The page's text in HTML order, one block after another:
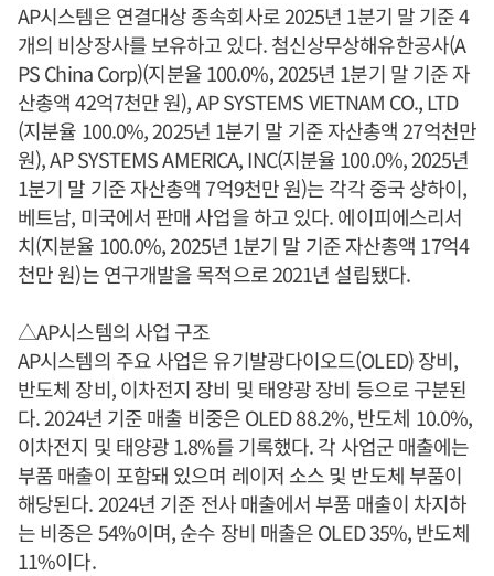
AP시스템은 연결대상 종속회사로 2025년 1분기 말 기준 4
개의 비상장사를 보유하고 있다. 첨신상무상해유한공사(A
PS China Corp)(지분율 100.0%, 2025년 1분기 말 기준 자
산총액 42억7천만 원), AP SYSTEMS VIETNAM CO., LTD
(지분율 100.0%, 2025년 1분기 말 기준 자산총액 27억천만
원), AP SYSTEMS AMERICA, INC(지분율 100.0%, 2025년
1분기 말 기준 자산총액 7억9천만 원)는 각각 중국 상하이,
베트남, 미국에서 판매 사업을 하고 있다. 에이피에스리서
치(지분율 100.0%, 2025년 1분기 말 기준 자산총액 17억4
천만 원)는 연구개발을 목적으로 2021년 설립됐다.
△AP시스템의 사업 구조
AP시스템의 주요 사업은 유기발광다이오드(OLED) 장비,
반도체 장비, 이차전지 장비 및 태양광 장비 등으로 구분된
다. 2024년 기준 매출 비중은 OLED 88.2%, 반도체 10.0%,
이차전지 및 태양광 1.8%를 기록했다. 각 사업군 매출에는
부품 매출이 포함돼 있으며 레이저 소스 및 반도체 부품이
해당된다. 2024년 기준 전사 매출에서 부품 매출이 차지하
는 비중은 54%이며, 순수 장비 매출은 OLED 35%, 반도체
11%이다.